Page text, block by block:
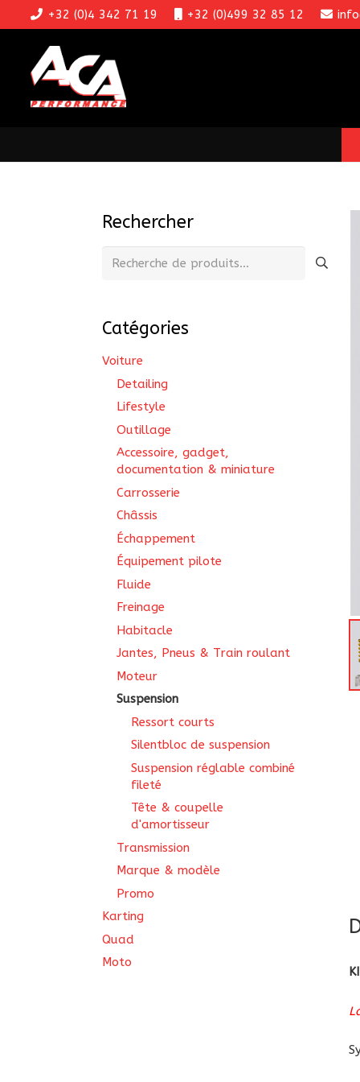
+32 (0)4 342 71 19 +32 (0)499 32 85 12
Rechercher
Recherche
Catégories
Voiture
Detailing
Lifestyle
Outillage
Accessoire, gadget,
documentation & miniature
Carrosserie
Châssis
Échappement
Équipement pilote
Fluide
Freinage
Habitacle
Jantes, Pneus & Train roulant
Moteur
Suspension
Ressort courts
Silentbloc de suspension
Suspension réglable combiné
fileté
Tête & coupelle
d'amortisseur
Transmission
Marque & modèle
Promo
Karting
Quad
Moto